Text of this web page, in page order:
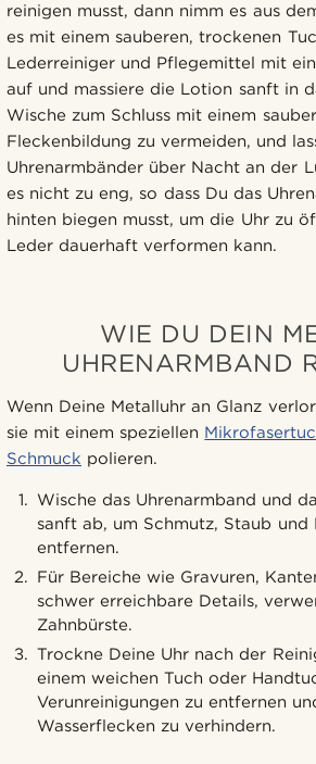
reinigen musst, dann nimm es aus
es mit einem sauberen, trockenen
Lederreiniger und Pflegemittel mit
auf und massiere die Lotion sanft in
Wische zum Schluss mit einem
Fleckenbildung zu vermeiden, und
Uhrenarmbänder über Nacht an der
es nicht zu eng, so dass Du das
hinten biegen musst, um die Uhr zu
Leder dauerhaft verformen kann.
WIE DU DEIN
UHRENARMBAND
Wenn Deine Metalluhr an Glanz
sie mit einem speziellen
Schmuck polieren.
Wische das Uhrenarmband und
sanft ab, um Schmutz, Staub und
entfernen.
Für Bereiche wie Gravuren,
schwer erreichbare Details,
Zahnbürste.
Trockne Deine Uhr nach der
einem weichen Tuch oder
Verunreinigungen zu entfernen
Wasserflecken zu verhindern.